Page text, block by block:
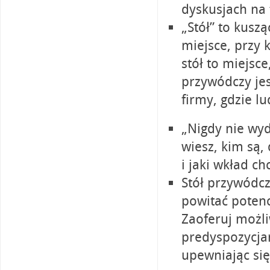
dyskusjach
„Stół” to
miejsce, przy
stół to
przywódczy
firmy, gdzie
„Nigdy nie
wiesz, kim są,
i jaki wkład
Stół
powitać
Zaoferuj
upewniając